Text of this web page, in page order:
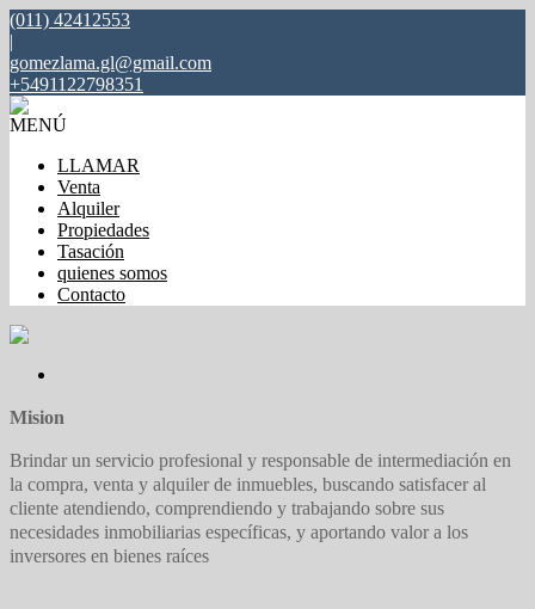
(011) 42412553
|
gomezlama.gl@gmail.com
+5491122798351
MENÚ
LLAMAR
Venta
Alquiler
Propiedades
Tasación
quienes somos
Contacto
Mision
Brindar un servicio profesional y responsable de intermediación en
la compra, venta y alquiler de inmuebles, buscando satisfacer al
cliente atendiendo, comprendiendo y trabajando sobre sus
necesidades inmobiliarias específicas, y aportando valor a los
inversores en bienes raíces